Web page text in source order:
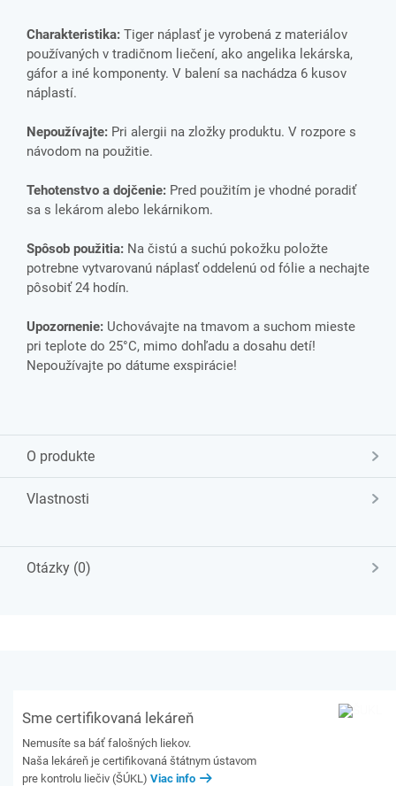
Charakteristika: Tiger náplasť je vyrobená z materiálov
používaných v tradičnom liečení, ako angelika lekárska,
gáfor a iné komponenty. V balení sa nachádza 6 kusov
náplastí.
Nepoužívajte: Pri alergii na zložky produktu. V rozpore s
návodom na použitie.
Tehotenstvo a dojčenie: Pred použitím je vhodné poradiť
sa s lekárom alebo lekárnikom.
Spôsob použitia: Na čistú a suchú pokožku položte
potrebne vytvarovanú náplasť oddelenú od fólie a nechajte
pôsobiť 24 hodín.
Upozornenie: Uchovávajte na tmavom a suchom mieste
pri teplote do 25°C, mimo dohľadu a dosahu detí!
Nepoužívajte po dátume exspirácie!
O produkte
Vlastnosti
Otázky (0)
Sme certifikovaná lekáreň
Nemusíte sa báť falošných liekov.
Naša lekáreň je certifikovaná štátnym ústavom
pre kontrolu liečiv (ŠÚKL) Viac info